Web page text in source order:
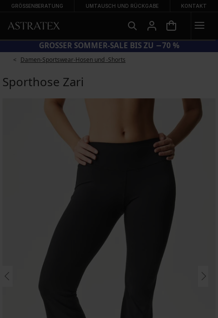
GRÖSSENBERATUNG UMTAUSCH UND RÜCKGABE KONTAKT
CODE BRA20 = BHs −20 %
Damen-Sportswear-Hosen und -Shorts
Sporthose Zari